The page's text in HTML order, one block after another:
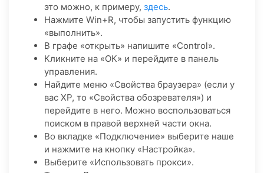
это можно, к примеру, здесь.
Нажмите Win+R, чтобы запустить функцию
«выполнить».
В графе «открыть» напишите «Control».
Кликните на «ОК» и перейдите в панель
управления.
Найдите меню «Свойства браузера» (если у
вас ХР, то «Свойства обозревателя») и
перейдите в него. Можно воспользоваться
поиском в правой верхней части окна.
Во вкладке «Подключение» выберите наше
и нажмите на кнопку «Настройка».
Выберите «Использовать прокси».